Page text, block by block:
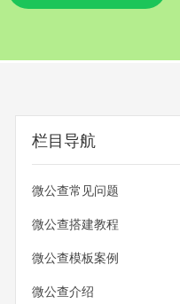
栏目导航
微公查常见问题
微公查搭建教程
微公查模板案例
微公查介绍